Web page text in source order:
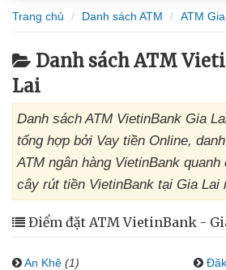
Trang chủ Danh sách ATM ATM
Danh sách ATM
Lai
Danh sách ATM VietinBank Gia
tổng hợp bởi Vay tiền Online,
ATM ngân hàng VietinBank
cây rút tiền VietinBank tại Gia Lai
Điểm đặt ATM VietinBank -
An Khê (1)